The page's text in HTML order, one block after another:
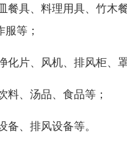
餐具、料理用具、竹木
等；
片、风机、排风柜、
、汤品、食品等；
、排风设备等。